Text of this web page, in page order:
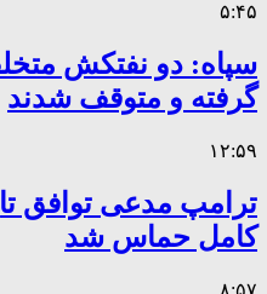
۵:۴۵
سپاه: دو نفتکش
گرفته و متوقف شدند
۱۲:۵۹
ترامپ مدعی توافق
کامل حماس شد
۸:۵۷